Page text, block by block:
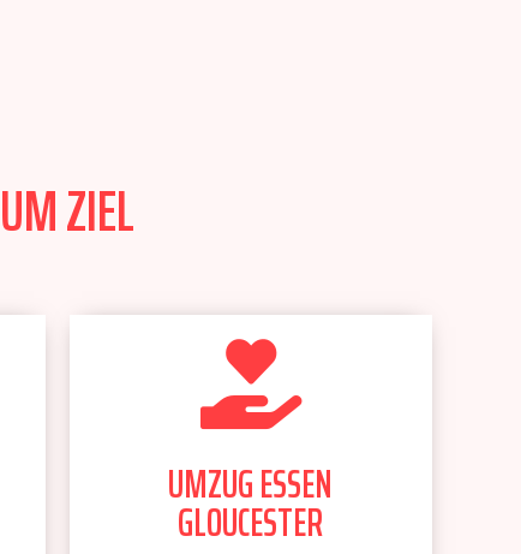
ZIEL
UMZUG ESSEN
GLOUCESTER